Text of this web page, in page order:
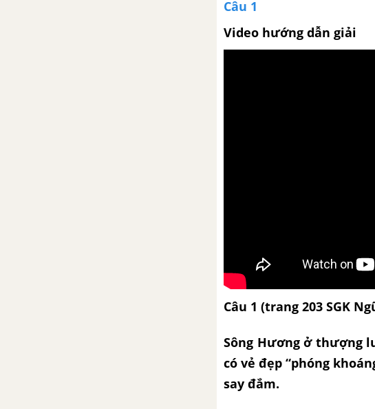
Câu 1
Video hướng dẫn giải
Câu 1 (trang 203 SGK
Sông Hương ở thượng
có vẻ đẹp “phóng
say đắm.